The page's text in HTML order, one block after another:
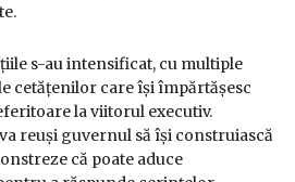
s-au intensificat, cu multiple
cetățenilor care își împărtășesc
la viitorul executiv.
reuși guvernul să își construiască
că poate aduce